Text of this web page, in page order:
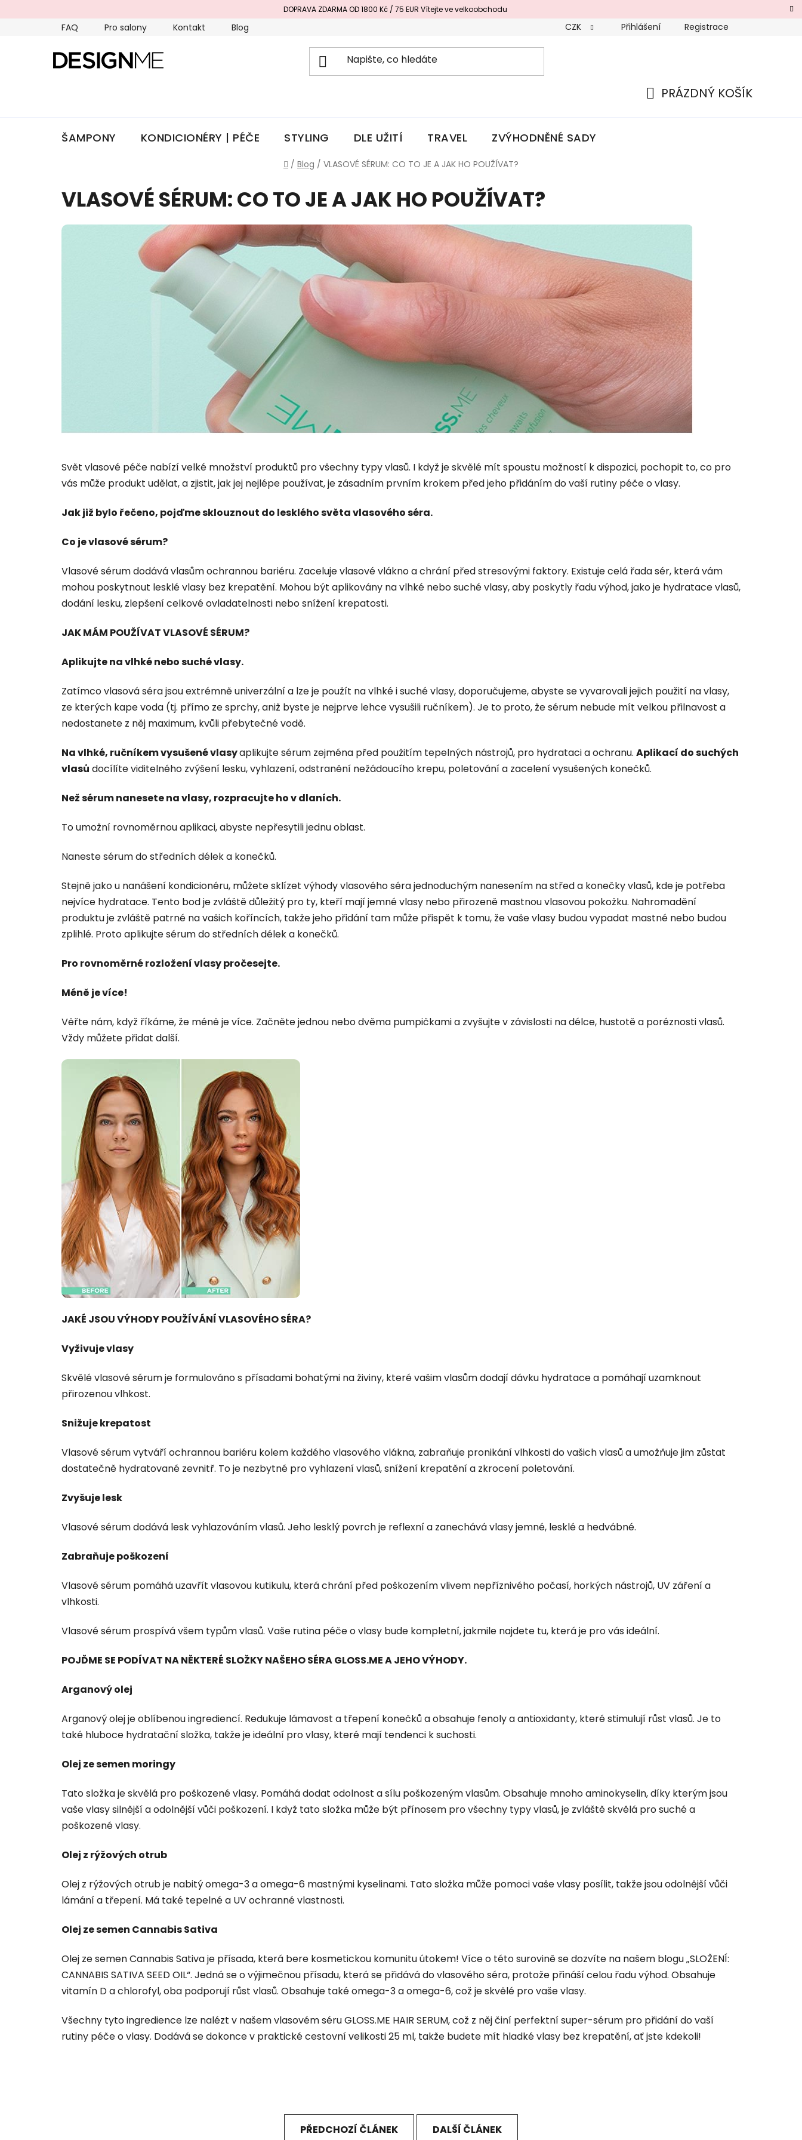
na
DOPRAVA ZDARMA OD 1800 Kč / 75 EUR Vítejte ve velkoobchodu
FAQ Pro salony Kontakt Blog CZK Přihlášení Registrace
PRÁZDNÝ KOŠÍK
ŠAMPONY KONDICIONÉRY | PÉČE STYLING DLE UŽITÍ TRAVEL ZVÝHODNĚNÉ SADY
Domů
/ Blog / VLASOVÉ SÉRUM: CO TO JE A JAK HO POUŽÍVAT?
VLASOVÉ SÉRUM: CO TO JE A JAK HO POUŽÍVAT?
Svět vlasové péče nabízí velké množství produktů pro všechny typy vlasů. I když je skvělé mít spoustu možností k dispozici, pochopit to, co pro
vás může produkt udělat, a zjistit, jak jej nejlépe používat, je zásadním prvním krokem před jeho přidáním do vaší rutiny péče o vlasy.
Jak již bylo řečeno, pojďme sklouznout do lesklého světa vlasového séra.
Co je vlasové sérum?
Vlasové sérum dodává vlasům ochrannou bariéru. Zaceluje vlasové vlákno a chrání před stresovými faktory. Existuje celá řada sér, která vám
mohou poskytnout lesklé vlasy bez krepatění. Mohou být aplikovány na vlhké nebo suché vlasy, aby poskytly řadu výhod, jako je hydratace vlasů,
dodání lesku, zlepšení celkové ovladatelnosti nebo snížení krepatosti.
JAK MÁM POUŽÍVAT VLASOVÉ SÉRUM?
Aplikujte na vlhké nebo suché vlasy.
Zatímco vlasová séra jsou extrémně univerzální a lze je použít na vlhké i suché vlasy, doporučujeme, abyste se vyvarovali jejich použití na vlasy,
ze kterých kape voda (tj. přímo ze sprchy, aniž byste je nejprve lehce vysušili ručníkem). Je to proto, že sérum nebude mít velkou přilnavost a
nedostanete z něj maximum, kvůli přebytečné vodě.
Na vlhké, ručníkem vysušené vlasyaplikujte sérum zejména před použitím tepelných nástrojů, pro hydrataci a ochranu. Aplikací do suchých
vlasů docílíte viditelného zvýšení lesku, vyhlazení, odstranění nežádoucího krepu, poletování a zacelení vysušených konečků.
Než sérum nanesete na vlasy, rozpracujte ho v dlaních.
To umožní rovnoměrnou aplikaci, abyste nepřesytili jednu oblast.
Naneste sérum do středních délek a konečků.
Stejně jako u nanášení kondicionéru, můžete sklízet výhody vlasového séra jednoduchým nanesením na střed a konečky vlasů, kde je potřeba
nejvíce hydratace. Tento bod je zvláště důležitý pro ty, kteří mají jemné vlasy nebo přirozeně mastnou vlasovou pokožku. Nahromadění
produktu je zvláště patrné na vašich koříncích, takže jeho přidání tam může přispět k tomu, že vaše vlasy budou vypadat mastné nebo budou
zplihlé. Proto aplikujte sérum do středních délek a konečků.
Pro rovnoměrné rozložení vlasy pročesejte.
Méně je více!
Věřte nám, když říkáme, že méně je více. Začněte jednou nebo dvěma pumpičkami a zvyšujte v závislosti na délce, hustotě a poréznosti vlasů.
Vždy můžete přidat další.
JAKÉ JSOU VÝHODY POUŽÍVÁNÍ VLASOVÉHO SÉRA?
Vyživuje vlasy
Skvělé vlasové sérum je formulováno s přísadami bohatými na živiny, které vašim vlasům dodají dávku hydratace a pomáhají uzamknout
přirozenou vlhkost.
Snižuje krepatost
Vlasové sérum vytváří ochrannou bariéru kolem každého vlasového vlákna, zabraňuje pronikání vlhkosti do vašich vlasů a umožňuje jim zůstat
dostatečně hydratované zevnitř. To je nezbytné pro vyhlazení vlasů, snížení krepatění a zkrocení poletování.
Zvyšuje lesk
Vlasové sérum dodává lesk vyhlazováním vlasů. Jeho lesklý povrch je reflexní a zanechává vlasy jemné, lesklé a hedvábné.
Zabraňuje poškození
Vlasové sérum pomáhá uzavřít vlasovou kutikulu, která chrání před poškozením vlivem nepříznivého počasí, horkých nástrojů, UV záření a
vlhkosti.
Vlasové sérum prospívá všem typům vlasů. Vaše rutina péče o vlasy bude kompletní, jakmile najdete tu, která je pro vás ideální.
POJĎME SE PODÍVAT NA NĚKTERÉ SLOŽKY NAŠEHO SÉRA GLOSS.ME A JEHO VÝHODY.
Arganový olej
Arganový olej je oblíbenou ingrediencí. Redukuje lámavost a třepení konečků a obsahuje fenoly a antioxidanty, které stimulují růst vlasů. Je to
také hluboce hydratační složka, takže je ideální pro vlasy, které mají tendenci k suchosti.
Olej ze semen moringy
Tato složka je skvělá pro poškozené vlasy. Pomáhá dodat odolnost a sílu poškozeným vlasům. Obsahuje mnoho aminokyselin, díky kterým jsou
vaše vlasy silnější a odolnější vůči poškození. I když tato složka může být přínosem pro všechny typy vlasů, je zvláště skvělá pro suché a
poškozené vlasy.
Olej z rýžových otrub
Olej z rýžových otrub je nabitý omega-3 a omega-6 mastnými kyselinami. Tato složka může pomoci vaše vlasy posílit, takže jsou odolnější vůči
lámání a třepení. Má také tepelné a UV ochranné vlastnosti.
Olej ze semen Cannabis Sativa
Olej ze semen Cannabis Sativa je přísada, která bere kosmetickou komunitu útokem! Více o této surovině se dozvíte na našem blogu „SLOŽENÍ:
CANNABIS SATIVA SEED OIL“. Jedná se o výjimečnou přísadu, která se přidává do vlasového séra, protože přináší celou řadu výhod. Obsahuje
vitamín D a chlorofyl, oba podporují růst vlasů. Obsahuje také omega-3 a omega-6, což je skvělé pro vaše vlasy.
Všechny tyto ingredience lze nalézt v našem vlasovém séru GLOSS.ME HAIR SERUM, což z něj činí perfektní super-sérum pro přidání do vaší
rutiny péče o vlasy. Dodává se dokonce v praktické cestovní velikosti 25 ml, takže budete mít hladké vlasy bez krepatění, ať jste kdekoli!
PŘEDCHOZÍ ČLÁNEK DALŠÍ ČLÁNEK